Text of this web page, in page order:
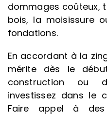
dommages coûteux,
bois, la moisissure
fondations.
En accordant à la
mérite dès le
construction ou
investissez dans le
Faire appel à des